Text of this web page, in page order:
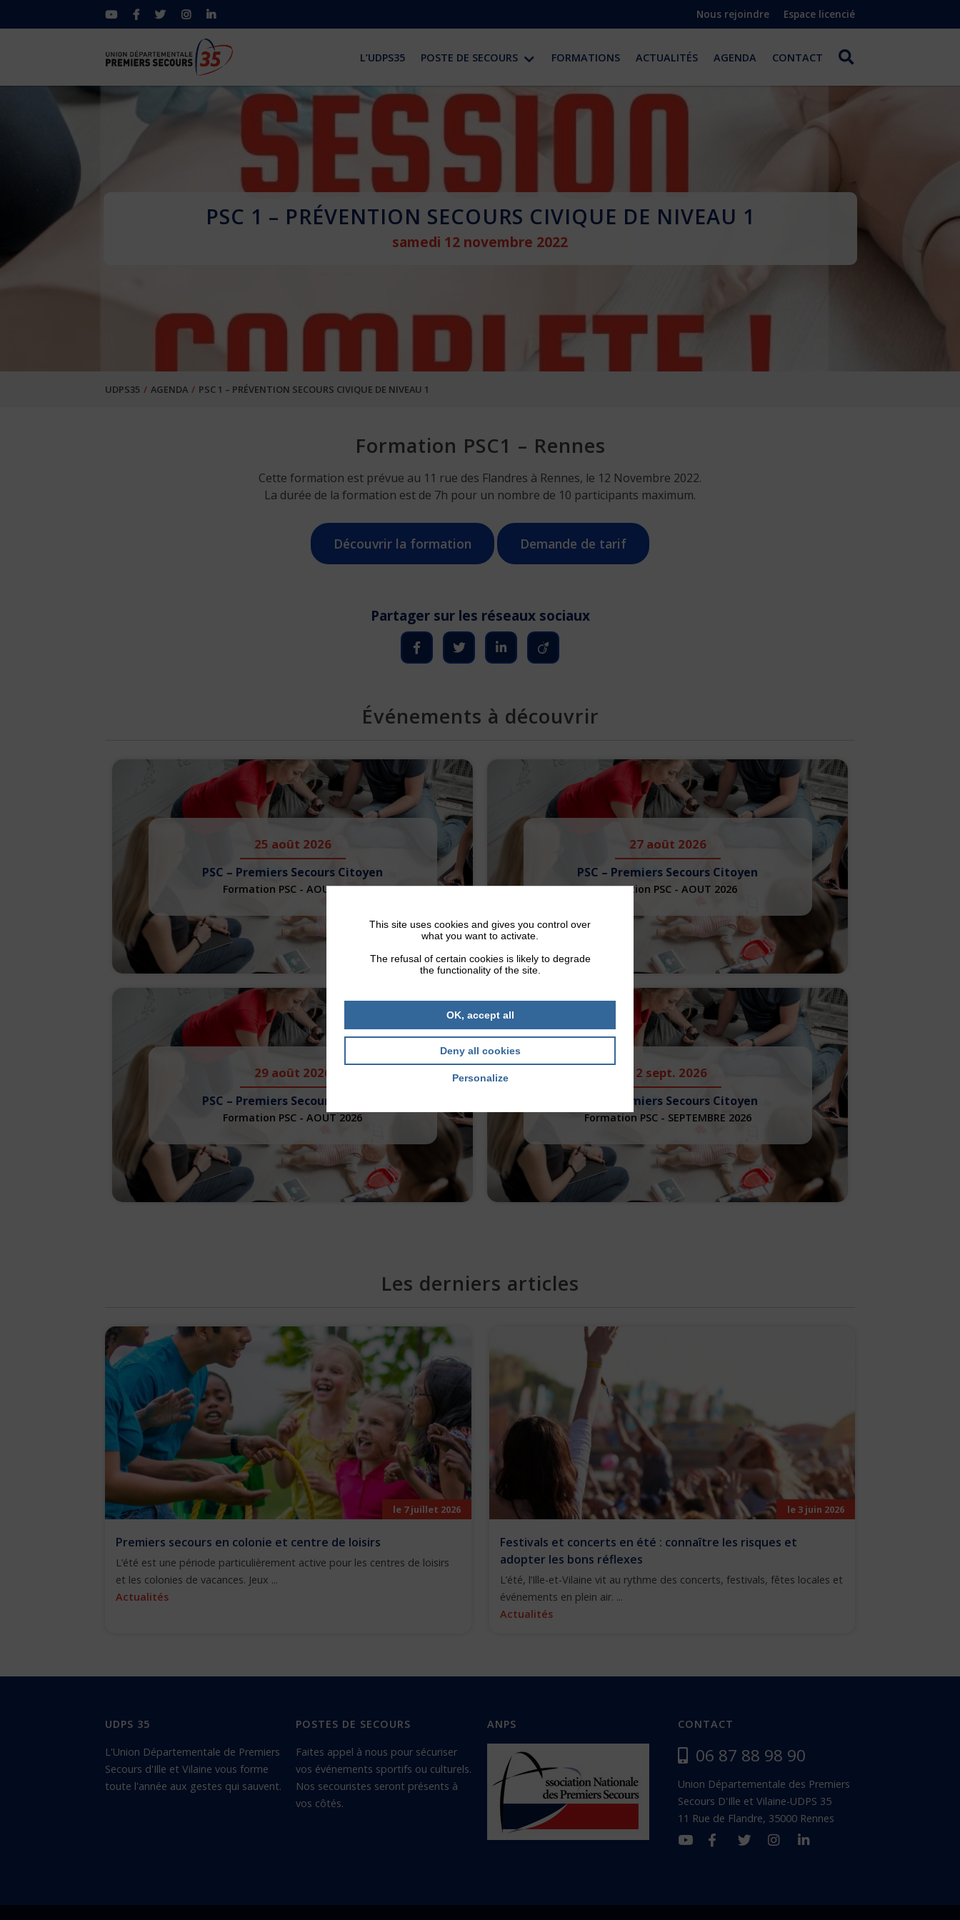
Nous rejoindre Espace licencié
L’UDPS35 POSTE DE SECOURS FORMATIONS ACTUALITÉS AGENDA CONTACT
PSC 1 – PRÉVENTION SECOURS CIVIQUE DE NIVEAU 1
samedi 12 novembre 2022
UDPS35 AGENDA PSC 1 – PRÉVENTION SECOURS CIVIQUE DE NIVEAU 1
Formation PSC1 – Rennes
Cette formation est prévue au 11 rue des Flandres à Rennes, le 12 Novembre 2022.
La durée de la formation est de 7h pour un nombre de 10 participants maximum.
Découvrir la formation Demande de tarif
Événements à découvrir
25 août 2026
PSC – Premiers Secours Citoyen
Formation PSC - AOUT 2026
27 août 2026
PSC – Premiers Secours Citoyen
Formation PSC - AOUT 2026
29 août 2026
PSC – Premiers Secours Citoyen
Formation PSC - AOUT 2026
12 sept. 2026
PSC – Premiers Secours Citoyen
Formation PSC - SEPTEMBRE 2026
Les derniers articles
le 7 juillet 2026
Premiers secours en colonie et centre de loisirs
L’été est une période particulièrement active pour les centres de loisirs
et les colonies de vacances. Jeux ...
Actualités
le 3 juin 2026
Festivals et concerts en été : connaître les risques et
adopter les bons réflexes
L’été, l’Ille-et-Vilaine vit au rythme des concerts, festivals, fêtes locales et
événements en plein air. ...
Actualités
UDPS 35
L'Union Départementale de Premiers
Secours d'Ille et Vilaine vous forme
toute l'année aux gestes qui sauvent.
POSTES DE SECOURS
Faites appel à nous pour sécuriser
vos événements sportifs ou culturels.
Nos secouristes seront présents à
vos côtés.
ANPS CONTACT
06 87 88 98 90
Union Départementale des Premiers
Secours D'Ille et Vilaine-UDPS 35
11 Rue de Flandre, 35000 Rennes
This site uses cookies and gives you control over
what you want to activate.
The refusal of certain cookies is likely to degrade
the functionality of the site.
OK, accept all
Deny all cookies
Personalize